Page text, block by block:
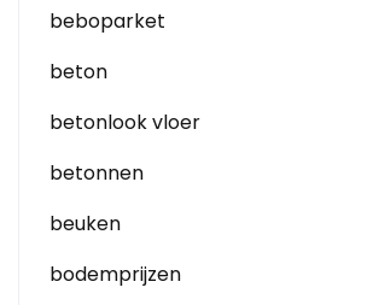
beboparket
beton
betonlook vloer
betonnen
beuken
bodemprijzen